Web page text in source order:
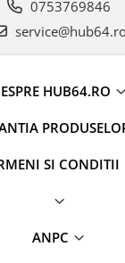
0753769846
HUB64.RO
SI CONDITII
ANPC